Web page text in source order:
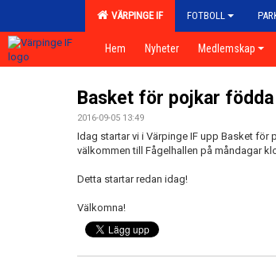
VÄRPINGE IF FOTBOLL
Hem Nyheter Medlemskap
Basket för pojkar
2016-09-05 13:49
Idag startar vi i Värpinge IF upp Basket
välkommen till Fågelhallen på måndagar
Detta startar redan idag!
Välkomna!